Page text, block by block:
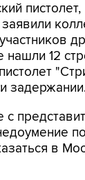
12
в